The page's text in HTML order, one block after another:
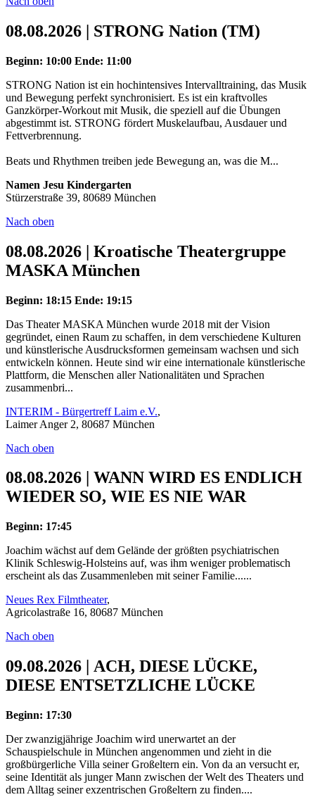
08.08.2026 | STRONG Nation (TM)
Beginn: 10:00 Ende: 11:00
STRONG Nation ist ein hochintensives Intervalltraining, das Musik
und Bewegung perfekt synchronisiert. Es ist ein kraftvolles
Ganzkörper-Workout mit Musik, die speziell auf die Übungen
abgestimmt ist. STRONG fördert Muskelaufbau, Ausdauer und
Fettverbrennung.
Beats und Rhythmen treiben jede Bewegung an, was die M...
Namen Jesu Kindergarten
Stürzerstraße 39, 80689 München
Nach oben
08.08.2026 | Kroatische Theatergruppe
MASKA München
Beginn: 18:15 Ende: 19:15
Das Theater MASKA München wurde 2018 mit der Vision
gegründet, einen Raum zu schaffen, in dem verschiedene Kulturen
und künstlerische Ausdrucksformen gemeinsam wachsen und sich
entwickeln können. Heute sind wir eine internationale künstlerische
Plattform, die Menschen aller Nationalitäten und Sprachen
zusammenbri...
INTERIM - Bürgertreff Laim e.V.,
Laimer Anger 2, 80687 München
Nach oben
08.08.2026 | WANN WIRD ES ENDLICH
WIEDER SO, WIE ES NIE WAR
Beginn: 17:45
Joachim wächst auf dem Gelände der größten psychiatrischen
Klinik Schleswig-Holsteins auf, was ihm weniger problematisch
erscheint als das Zusammenleben mit seiner Familie......
Neues Rex Filmtheater,
Agricolastraße 16, 80687 München
Nach oben
09.08.2026 | ACH, DIESE LÜCKE,
DIESE ENTSETZLICHE LÜCKE
Beginn: 17:30
Der zwanzigjährige Joachim wird unerwartet an der
Schauspielschule in München angenommen und zieht in die
großbürgerliche Villa seiner Großeltern ein. Von da an versucht er,
seine Identität als junger Mann zwischen der Welt des Theaters und
dem Alltag seiner exzentrischen Großeltern zu finden....